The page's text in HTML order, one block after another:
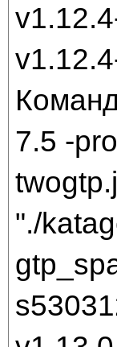
7.5 -
"./